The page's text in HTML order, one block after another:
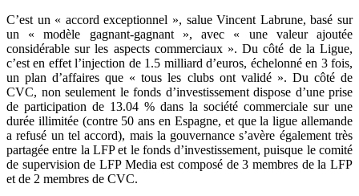
C’est un « accord exceptionnel », salue Vincent Labrune, basé sur
un « modèle gagnant-gagnant », avec « une valeur ajoutée
considérable sur les aspects commerciaux ». Du côté de la Ligue,
c’est en effet l’injection de 1.5 milliard d’euros, échelonné en 3 fois,
un plan d’affaires que « tous les clubs ont validé ». Du côté de
CVC, non seulement le fonds d’investissement dispose d’une prise
de participation de 13.04 % dans la société commerciale sur une
durée illimitée (contre 50 ans en Espagne, et que la ligue allemande
a refusé un tel accord), mais la gouvernance s’avère également très
partagée entre la LFP et le fonds d’investissement, puisque le comité
de supervision de LFP Media est composé de 3 membres de la LFP
et de 2 membres de CVC.